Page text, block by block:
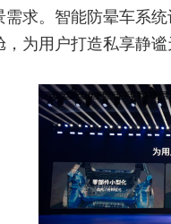
求。智能防晕车系
，为用户打造私享静